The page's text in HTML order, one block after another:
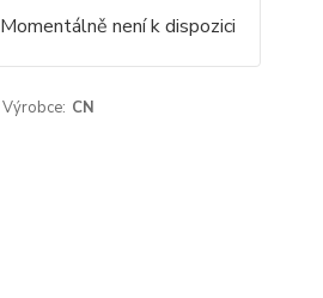
Momentálně není k dispozici
Výrobce: CN